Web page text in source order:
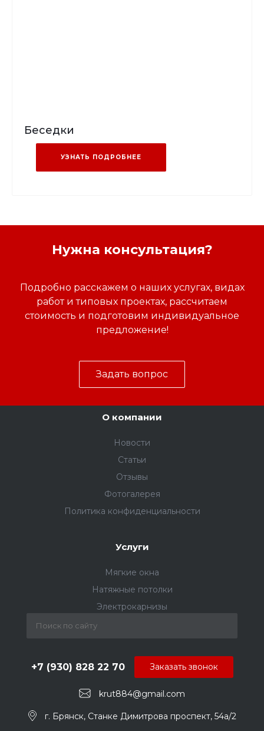
Беседки
УЗНАТЬ ПОДРОБНЕЕ
Нужна консультация?
Подробно расскажем о наших услугах, видах
работ и типовых проектах, рассчитаем
стоимость и подготовим индивидуальное
предложение!
Задать вопрос
О компании
Новости
Статьи
Отзывы
Фотогалерея
Политика конфиденциальности
Услуги
Мягкие окна
Натяжные потолки
Электрокарнизы
+7 (930) 828 22 70
krut884@gmail.com
Заказать звонок
г. Брянск, Станке Димитрова проспект, 54а/2